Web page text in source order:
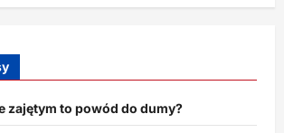
zajętym to powód do dumy?